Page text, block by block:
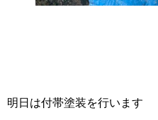
明日は付帯塗装を行います